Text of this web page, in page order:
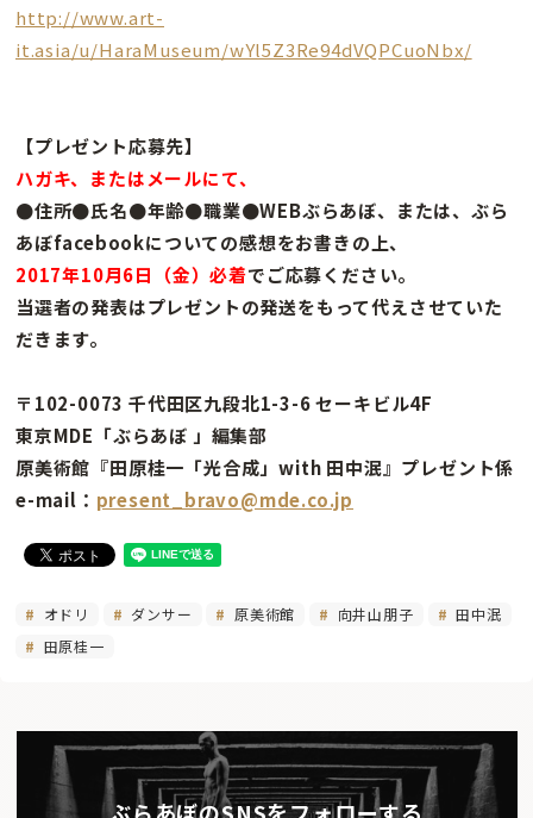
http://www.art-
it.asia/u/HaraMuseum/wYl5Z3Re94dVQPCuoNbx/
【プレゼント応募先】
ハガキ、またはメールにて、
●住所●氏名●年齢●職業●WEBぶらあぼ、または、ぶら
あぼfacebookについての感想をお書きの上、
2017年10月6日（金）必着でご応募ください。
当選者の発表はプレゼントの発送をもって代えさせていた
だきます。
〒102-0073 千代田区九段北1-3-6 セーキビル4F
東京MDE「ぶらあぼ 」編集部
原美術館『田原桂一「光合成」with 田中泯』プレゼント係
e-mail： present_bravo@mde.co.jp
オドリ ダンサー 原美術館 向井山朋子
田中泯
田原桂一
ぶらあぼのSNSをフォローする